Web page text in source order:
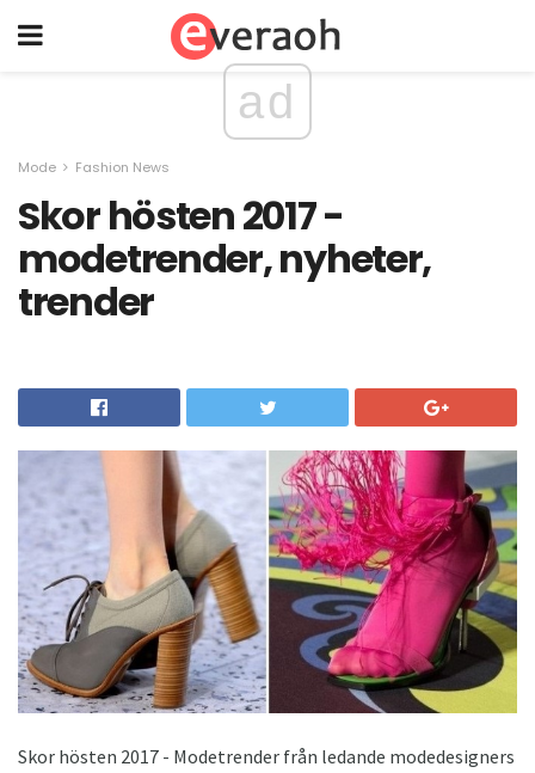
ad
Mode Fashion News
Skor hösten 2017 -
modetrender, nyheter,
trender
Skor hösten 2017 - Modetrender från ledande modedesigners